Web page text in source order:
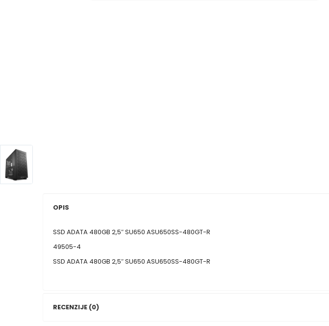
OPIS
SSD ADATA 480GB 2,5″ SU650 ASU650SS-480GT-R
49505-4
SSD ADATA 480GB 2,5″ SU650 ASU650SS-480GT-R
RECENZIJE (0)